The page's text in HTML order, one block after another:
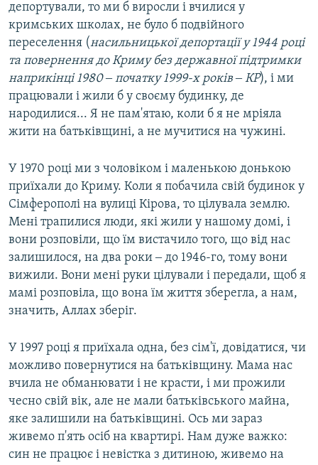
депортували, то ми б виросли і вчилися у
кримських школах, не було б подвійного
переселення (насильницької депортації у 1944 році
та повернення до Криму без державної підтримки
наприкінці 1980 ‒ початку 1999-х років ‒ КР), і ми
працювали і жили б у своєму будинку, де
народилися... Я не пам'ятаю, коли б я не мріяла
жити на батьківщині, а не мучитися на чужині.
У 1970 році ми з чоловіком і маленькою донькою
приїхали до Криму. Коли я побачила свій будинок у
Сімферополі на вулиці Кірова, то цілувала землю.
Мені трапилися люди, які жили у нашому домі, і
вони розповіли, що їм вистачило того, що від нас
залишилося, на два роки ‒ до 1946-го, тому вони
вижили. Вони мені руки цілували і передали, щоб я
мамі розповіла, що вона їм життя зберегла, а нам,
значить, Аллах зберіг.
У 1997 році я приїхала одна, без сім'ї, довідатися, чи
можливо повернутися на батьківщину. Мама нас
вчила не обманювати і не красти, і ми прожили
чесно свій вік, але не мали батьківського майна,
яке залишили на батьківщині. Ось ми зараз
живемо п'ять осіб на квартирі. Нам дуже важко:
син не працює і невістка з дитиною, живемо на